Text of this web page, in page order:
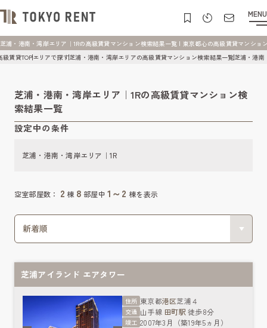
MENU
芝浦・港南・湾岸エリア｜1Rの高級賃貸マンション検索結果一覧 | 東京都心の高級賃貸マンショ
級賃貸TOPエリアで探す芝浦・港南・湾岸エリアの高級賃貸マンション検索結果一覧芝浦・港南
芝浦・港南・湾岸エリア｜1Rの高級賃貸マンション検
索結果一覧
設定中の条件
空室部屋数： 2 棟 8 部屋中1～2棟を表示
芝浦・港南・湾岸エリア｜1R
芝浦アイランド エアタワー
住所 東京都港区芝浦４
交通 山手線 田町駅 徒歩8分
竣工 2007年3月（築19年5ヵ月）